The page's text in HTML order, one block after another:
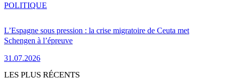
L’Espagne sous pression : la crise migratoire de Ceuta met
Schengen à l’épreuve
31.07.2026
POLITIQUE
LES PLUS RÉCENTS